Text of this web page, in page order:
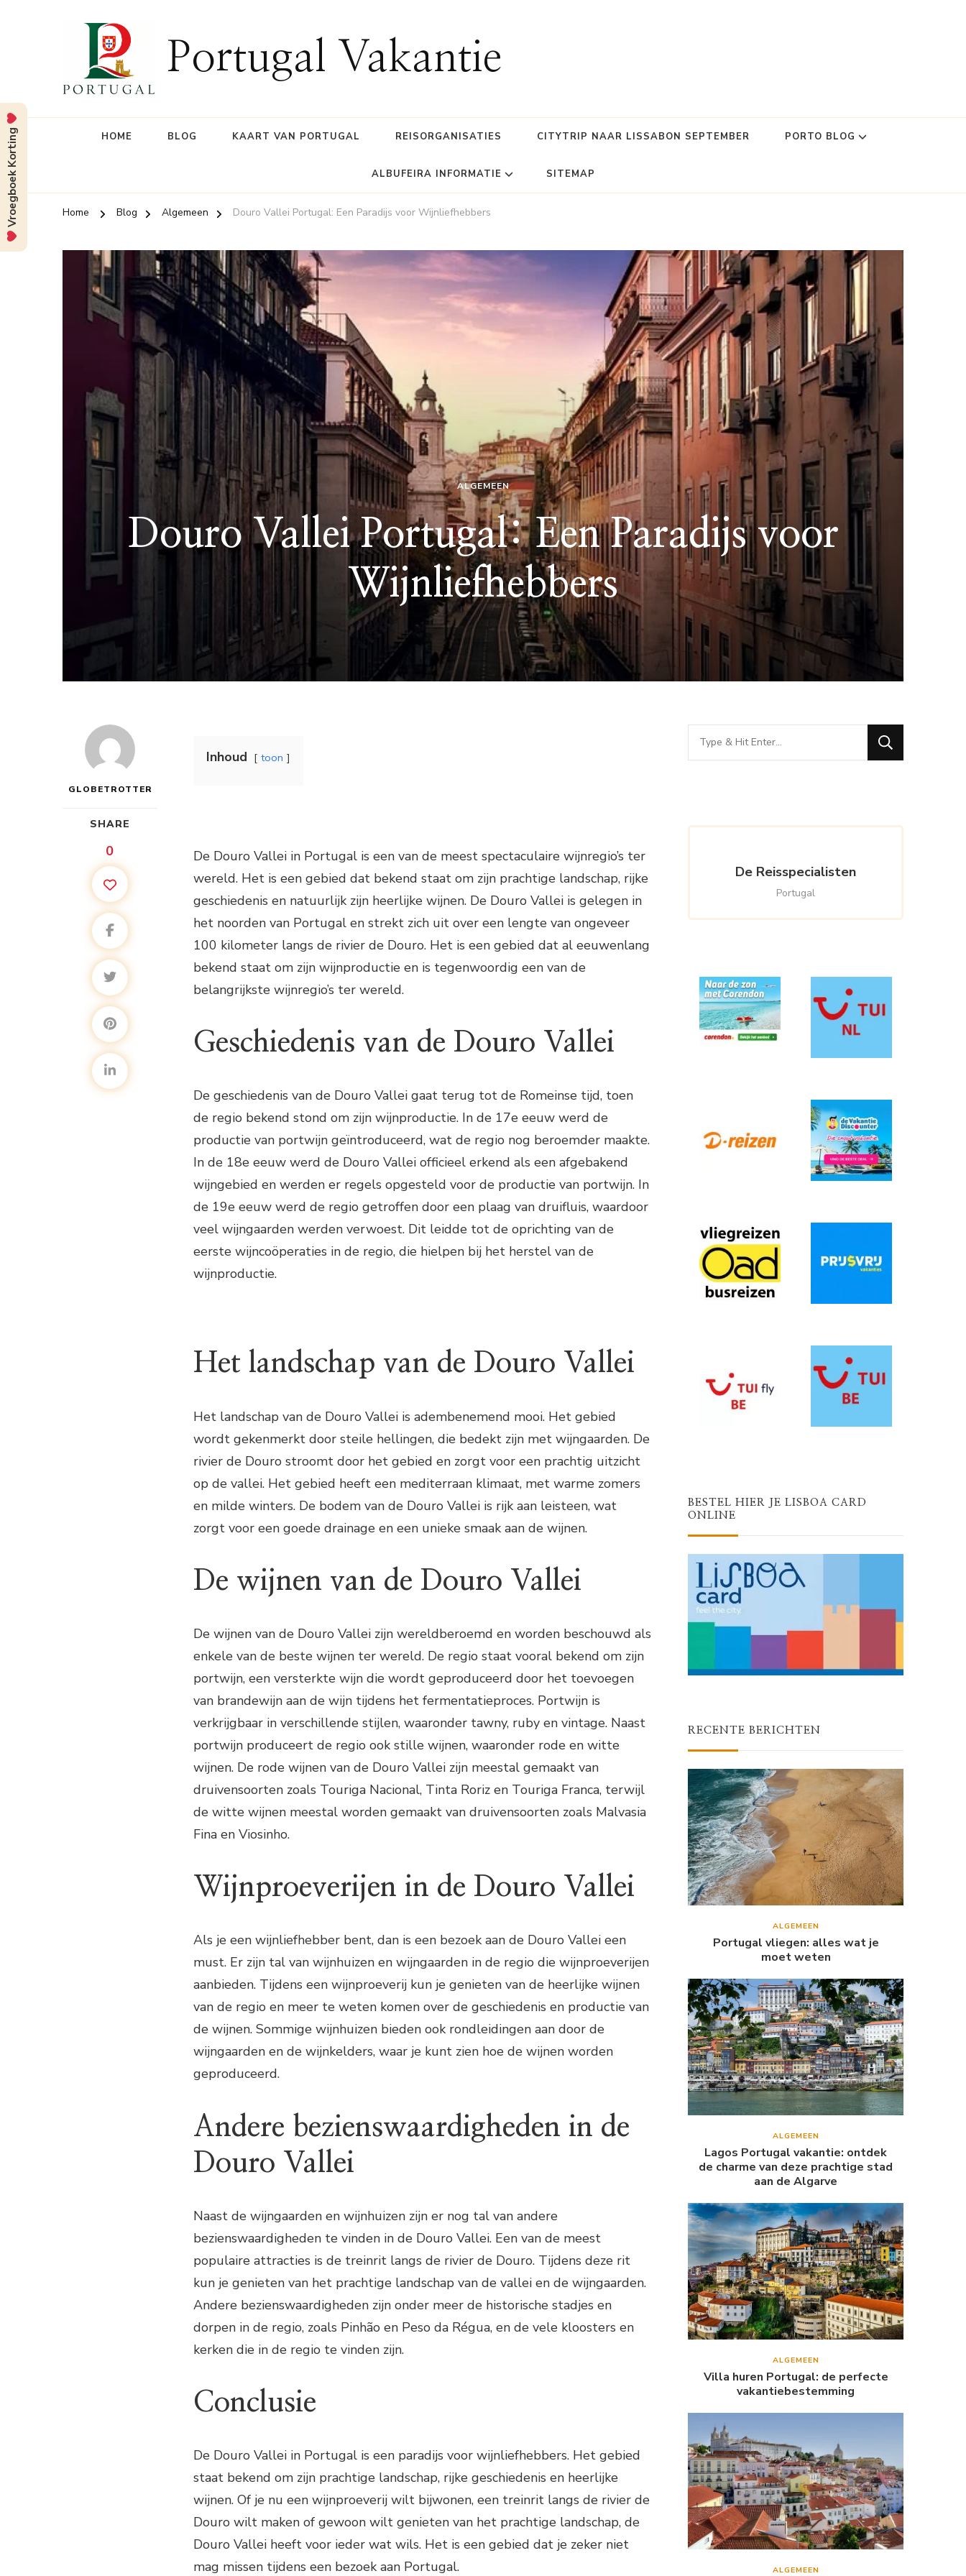
Portugal Vakantie
HOME BLOG KAART VAN PORTUGAL REISORGANISATIES CITYTRIP NAAR LISSABON SEPTEMBER PORTO BLOG
ALBUFEIRA INFORMATIE SITEMAP
Home Blog Algemeen Douro Vallei Portugal: Een Paradijs voor Wijnliefhebbers
ALGEMEEN
Douro Vallei Portugal: Een Paradijs voor
Wijnliefhebbers
GLOBETROTTER
SHARE
0
Inhoud toon
De Douro Vallei in Portugal is een van de meest spectaculaire wijnregio’s ter
wereld. Het is een gebied dat bekend staat om zijn prachtige landschap, rijke
geschiedenis en natuurlijk zijn heerlijke wijnen. De Douro Vallei is gelegen in
het noorden van Portugal en strekt zich uit over een lengte van ongeveer
100 kilometer langs de rivier de Douro. Het is een gebied dat al eeuwenlang
bekend staat om zijn wijnproductie en is tegenwoordig een van de
belangrijkste wijnregio’s ter wereld.
Geschiedenis van de Douro Vallei
De geschiedenis van de Douro Vallei gaat terug tot de Romeinse tijd, toen
de regio bekend stond om zijn wijnproductie. In de 17e eeuw werd de
productie van portwijn geïntroduceerd, wat de regio nog beroemder maakte.
In de 18e eeuw werd de Douro Vallei officieel erkend als een afgebakend
wijngebied en werden er regels opgesteld voor de productie van portwijn. In
de 19e eeuw werd de regio getroffen door een plaag van druifluis, waardoor
veel wijngaarden werden verwoest. Dit leidde tot de oprichting van de
eerste wijncoöperaties in de regio, die hielpen bij het herstel van de
wijnproductie.
Het landschap van de Douro Vallei
Het landschap van de Douro Vallei is adembenemend mooi. Het gebied
wordt gekenmerkt door steile hellingen, die bedekt zijn met wijngaarden. De
rivier de Douro stroomt door het gebied en zorgt voor een prachtig uitzicht
op de vallei. Het gebied heeft een mediterraan klimaat, met warme zomers
en milde winters. De bodem van de Douro Vallei is rijk aan leisteen, wat
zorgt voor een goede drainage en een unieke smaak aan de wijnen.
De wijnen van de Douro Vallei
De wijnen van de Douro Vallei zijn wereldberoemd en worden beschouwd als
enkele van de beste wijnen ter wereld. De regio staat vooral bekend om zijn
portwijn, een versterkte wijn die wordt geproduceerd door het toevoegen
van brandewijn aan de wijn tijdens het fermentatieproces. Portwijn is
verkrijgbaar in verschillende stijlen, waaronder tawny, ruby en vintage. Naast
portwijn produceert de regio ook stille wijnen, waaronder rode en witte
wijnen. De rode wijnen van de Douro Vallei zijn meestal gemaakt van
druivensoorten zoals Touriga Nacional, Tinta Roriz en Touriga Franca, terwijl
de witte wijnen meestal worden gemaakt van druivensoorten zoals Malvasia
Fina en Viosinho.
Wijnproeverijen in de Douro Vallei
Als je een wijnliefhebber bent, dan is een bezoek aan de Douro Vallei een
must. Er zijn tal van wijnhuizen en wijngaarden in de regio die wijnproeverijen
aanbieden. Tijdens een wijnproeverij kun je genieten van de heerlijke wijnen
van de regio en meer te weten komen over de geschiedenis en productie van
de wijnen. Sommige wijnhuizen bieden ook rondleidingen aan door de
wijngaarden en de wijnkelders, waar je kunt zien hoe de wijnen worden
geproduceerd.
Andere bezienswaardigheden in de
Douro Vallei
Naast de wijngaarden en wijnhuizen zijn er nog tal van andere
bezienswaardigheden te vinden in de Douro Vallei. Een van de meest
populaire attracties is de treinrit langs de rivier de Douro. Tijdens deze rit
kun je genieten van het prachtige landschap van de vallei en de wijngaarden.
Andere bezienswaardigheden zijn onder meer de historische stadjes en
dorpen in de regio, zoals Pinhão en Peso da Régua, en de vele kloosters en
kerken die in de regio te vinden zijn.
Conclusie
De Douro Vallei in Portugal is een paradijs voor wijnliefhebbers. Het gebied
staat bekend om zijn prachtige landschap, rijke geschiedenis en heerlijke
wijnen. Of je nu een wijnproeverij wilt bijwonen, een treinrit langs de rivier de
Douro wilt maken of gewoon wilt genieten van het prachtige landschap, de
Douro Vallei heeft voor ieder wat wils. Het is een gebied dat je zeker niet
mag missen tijdens een bezoek aan Portugal.
Looking
for
De Reisspecialisten
Portugal
BESTEL HIER JE LISBOA CARD
ONLINE
RECENTE BERICHTEN
ALGEMEEN
Portugal vliegen: alles wat je
moet weten
ALGEMEEN
Lagos Portugal vakantie: ontdek
de charme van deze prachtige stad
aan de Algarve
ALGEMEEN
Villa huren Portugal: de perfecte
vakantiebestemming
ALGEMEEN
Vroegboek Korting